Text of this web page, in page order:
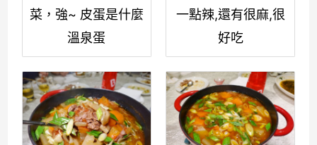
菜，強~ 皮蛋是什麼
溫泉蛋
一點辣,還有很麻,很
好吃